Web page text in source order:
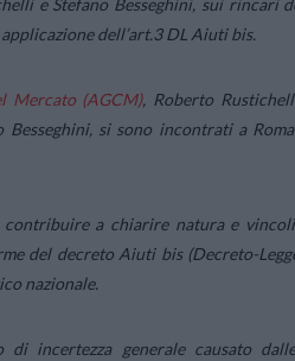
dell’art.3 DL Aiuti bis.
Mercato (AGCM), Roberto
Besseghini, si sono incontrati a
a chiarire natura e
del decreto Aiuti bis(Decreto-
nazionale.
incertezza generale causato